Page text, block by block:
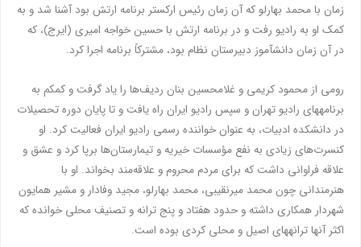
زمان با محمد بهارلو كه آن زمان رئیس اركستر برنامه ارتش بود آشنا شد و به
کمک او به رادیو رفت و در برنامه ارتش با حسین خواجه امیرى (ایرج)، كه
در آن زمان دانش‏آموز دبیرستان نظام بود، مشتركاً برنامه اجرا کرد.
رومى از محمود كریمى و غلامحسین بنان ردیف‌ها را یاد گرفت و كم‏كم به
برنامه‏هاى رادیو تهران و سپس رادیو ایران راه یافت و تا پایان دوره‏ تحصیلات
در دانشكده ادبیات، به عنوان خواننده رسمى رادیو ایران فعالیت کرد. او
كنسرت‌هاى زیادى به نفع مؤسسات خیریه و تیمارستان‌ها برپا كرد و عشق و
علاقه‏ فراوانى داشت که براى مردم محروم و علاقه‌مند بخواند. او با
هنرمندانی چون محمد میرنقیبى، محمد بهارلو، مجید وفادار و مشیر همایون
شهردار همكارى داشته و حدود هفتاد و پنج ترانه و تصنیف محلى خوانده كه
اكثر آنها ترانه‏هاى اصیل و محلی كردى بوده است.